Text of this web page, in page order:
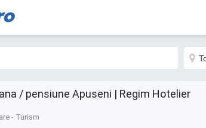
/ pensiune Apuseni | Regim Hotelier
- Turism